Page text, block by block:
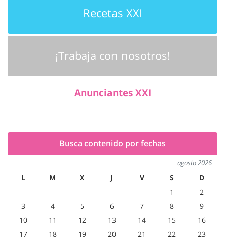
Recetas XXI
¡Trabaja con nosotros!
Anunciantes XXI
Busca contenido por fechas
agosto 2026
L M X J V S
D
1
2
3
4 5 6 7 8
9
10
11 12 13 14 15
16
17
18 19 20 21 22
23